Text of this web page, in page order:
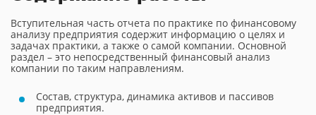
Вступительная часть отчета по практике по финансовому
анализу предприятия содержит информацию о целях и
задачах практики, а также о самой компании. Основной
раздел – это непосредственный финансовый анализ
компании по таким направлениям.
Состав, структура, динамика активов и пассивов
предприятия.